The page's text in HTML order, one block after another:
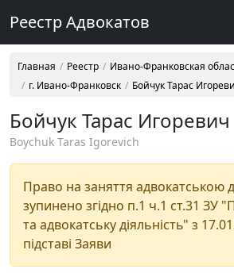
Реестр Адвокатов
Главная Реестр
Ивано-Франковская
г. Ивано-Франковск
Бойчук Тарас
Бойчук Тарас Игоревич
Boychuk Taras Igorevich
Право на заняття адвокатською
зупинено згідно п.1 ч.1 ст.31 ЗУ
та адвокатську діяльність" з
підставі Заяви